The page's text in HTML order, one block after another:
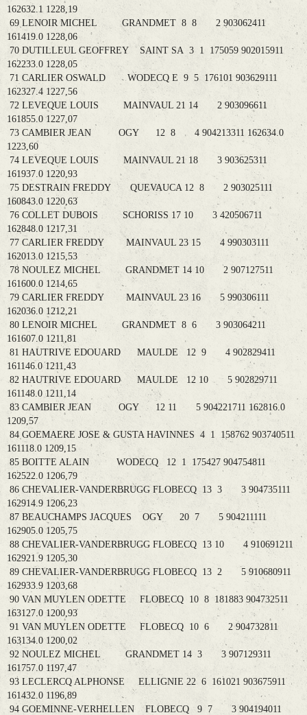
162632.1 1228,19
69 LENOIR MICHEL GRANDMET 8 8 2 903062411
161419.0 1228,06
70 DUTILLEUL GEOFFREY SAINT SA 3 1 175059 902015911
162233.0 1228,05
71 CARLIER OSWALD WODECQ E 9 5 176101 903629111
162327.4 1227,56
72 LEVEQUE LOUIS MAINVAUL 21 14 2 903096611
161855.0 1227,07
73 CAMBIER JEAN OGY 12 8 4 904213311 162634.0
1223,60
74 LEVEQUE LOUIS MAINVAUL 21 18 3 903625311
161937.0 1220,93
75 DESTRAIN FREDDY QUEVAUCA 12 8 2 903025111
160843.0 1220,63
76 COLLET DUBOIS SCHORISS 17 10 3 420506711
162848.0 1217,31
77 CARLIER FREDDY MAINVAUL 23 15 4 990303111
162013.0 1215,53
78 NOULEZ MICHEL GRANDMET 14 10 2 907127511
161600.0 1214,65
79 CARLIER FREDDY MAINVAUL 23 16 5 990306111
162036.0 1212,21
80 LENOIR MICHEL GRANDMET 8 6 3 903064211
161607.0 1211,81
81 HAUTRIVE EDOUARD MAULDE 12 9 4 902829411
161146.0 1211,43
82 HAUTRIVE EDOUARD MAULDE 12 10 5 902829711
161148.0 1211,14
83 CAMBIER JEAN OGY 12 11 5 904221711 162816.0
1209,57
84 GOEMAERE JOSE & GUSTA HAVINNES 4 1 158762 903740511
161118.0 1209,15
85 BOITTE ALAIN WODECQ 12 1 175427 904754811
162522.0 1206,79
86 CHEVALIER-VANDERBRUGG FLOBECQ 13 3 3 904735111
162914.9 1206,23
87 BEAUCHAMPS JACQUES OGY 20 7 5 904211111
162905.0 1205,75
88 CHEVALIER-VANDERBRUGG FLOBECQ 13 10 4 910691211
162921.9 1205,30
89 CHEVALIER-VANDERBRUGG FLOBECQ 13 2 5 910680911
162933.9 1203,68
90 VAN MUYLEN ODETTE FLOBECQ 10 8 181883 904732511
163127.0 1200,93
91 VAN MUYLEN ODETTE FLOBECQ 10 6 2 904732811
163134.0 1200,02
92 NOULEZ MICHEL GRANDMET 14 3 3 907129311
161757.0 1197,47
93 LECLERCQ ALPHONSE ELLIGNIE 22 6 161021 903675911
161432.0 1196,89
94 GOEMINNE-VERHELLEN FLOBECQ 9 7 3 904194011